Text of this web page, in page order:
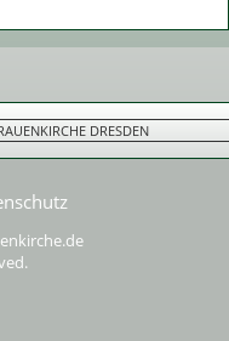
DRESDEN